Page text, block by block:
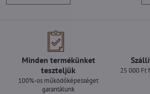
Minden termékünket
teszteljük
100%-os működőképességet
garantálunk
25 000 Ft